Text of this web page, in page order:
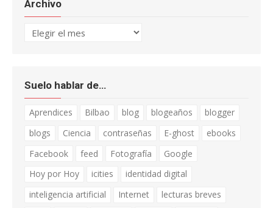
Archivo
Archivo
Suelo hablar de…
Aprendices Bilbao blog blogeaños
blogger
blogs
Ciencia contraseñas E-ghost
ebooks
Facebook
feed Fotografía
Google
Hoy por Hoy
icities
identidad digital
inteligencia artificial
Internet
lecturas breves